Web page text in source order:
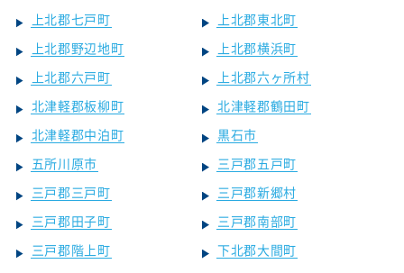
上北郡七戸町
上北郡東北町
上北郡野辺地町
上北郡横浜町
上北郡六戸町
上北郡六ヶ所村
北津軽郡板柳町
北津軽郡鶴田町
北津軽郡中泊町
黒石市
五所川原市
三戸郡五戸町
三戸郡三戸町
三戸郡新郷村
三戸郡田子町
三戸郡南部町
三戸郡階上町
下北郡大間町